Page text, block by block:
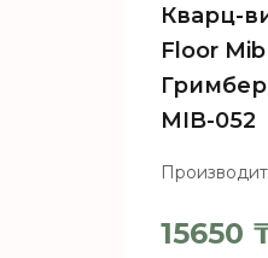
Кварц-
Floor Mib
MIB-052
15650